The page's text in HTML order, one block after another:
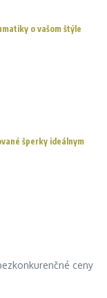
o vašom štýle
šperky ideálnym
ceny